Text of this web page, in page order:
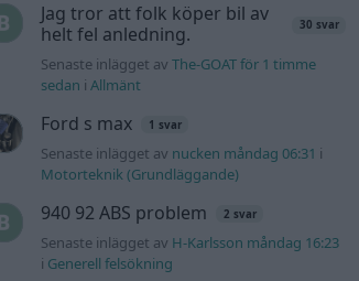
Jag tror att folk köper bil av
helt fel anledning.
30 svar
Senaste inlägget avThe-GOAT för 1 timme
sedan iAllmänt
Ford s max 1 svar
Senaste inlägget av nucken måndag 06:31 i
Motorteknik (Grundläggande)
940 92 ABS problem 2 svar
Senaste inlägget av H-Karlsson måndag 16:23
i Generell felsökning